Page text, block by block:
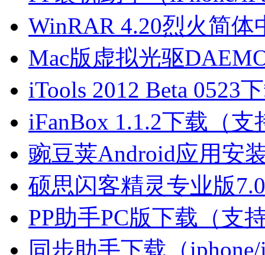
WinRAR 4.20烈火简体
Mac版虚拟光驱
iTools 2012 Beta 0523
iFanBox 1.1.2下载（支
豌豆荚Android应用安
硕思闪客精灵专业版
PP助手PC版下载（支
同步助手下载（